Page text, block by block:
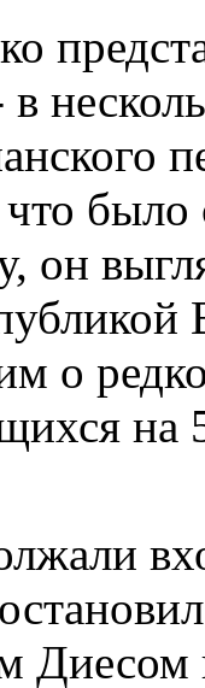
было
он
о
на